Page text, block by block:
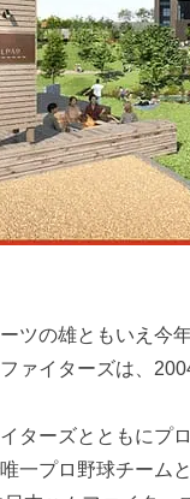
ツの雄ともいえ今
ァイターズは、
ターズとともにプ
一プロ野球チーム